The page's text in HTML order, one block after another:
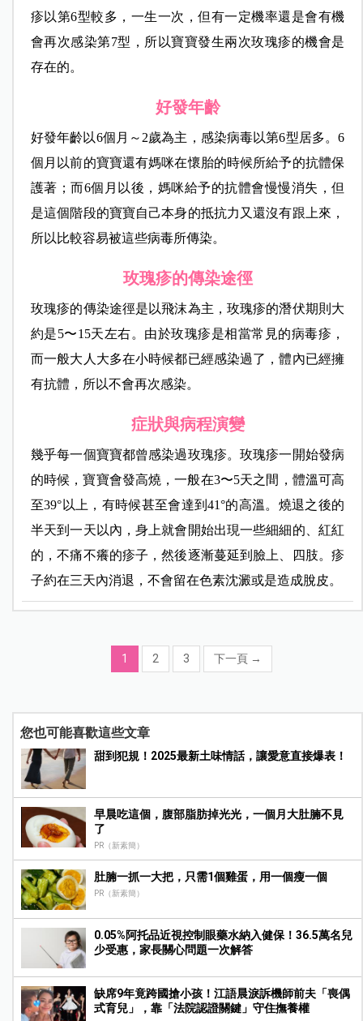
疹以第6型較多，一生一次，但有一定機率還是會有機
會再次感染第7型，所以寶寶發生兩次玫瑰疹的機會是
存在的。
好發年齡
好發年齡以6個月～2歲為主，感染病毒以第6型居多。6
個月以前的寶寶還有媽咪在懷胎的時候所給予的抗體保
護著；而6個月以後，媽咪給予的抗體會慢慢消失，但
是這個階段的寶寶自己本身的抵抗力又還沒有跟上來，
所以比較容易被這些病毒所傳染。
玫瑰疹的傳染途徑
玫瑰疹的傳染途徑是以飛沫為主，玫瑰疹的潛伏期則大
約是5〜15天左右。由於玫瑰疹是相當常見的病毒疹，
而一般大人大多在小時候都已經感染過了，體內已經擁
有抗體，所以不會再次感染。
症狀與病程演變
幾乎每一個寶寶都曾感染過玫瑰疹。玫瑰疹一開始發病
的時候，寶寶會發高燒，一般在3〜5天之間，體溫可高
至39°以上，有時候甚至會達到41°的高溫。燒退之後的
半天到一天以內，身上就會開始出現一些細細的、紅紅
的，不痛不癢的疹子，然後逐漸蔓延到臉上、四肢。疹
子約在三天內消退，不會留在色素沈澱或是造成脫皮。
1 2 3 下一頁 →
您也可能喜歡這些文章
甜到犯規！2025最新土味情話，讓愛意直接爆表！
早晨吃這個，腹部脂肪掉光光，一個月大肚腩不見
了
PR（新素簡）
肚腩一抓一大把，只需1個雞蛋，用一個瘦一個
PR（新素簡）
0.05%阿托品近視控制眼藥水納入健保！36.5萬名兒
少受惠，家長關心問題一次解答
缺席9年竟跨國搶小孩！江語晨淚訴機師前夫「喪偶
式育兒」，靠「法院認證關鍵」守住撫養權